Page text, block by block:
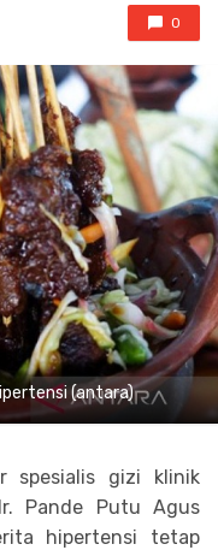
0
(antara)
spesialis gizi klinik
Pande Putu Agus
hipertensi tetap